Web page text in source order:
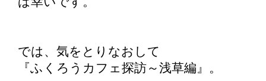
では、気をとりなおして
『ふくろうカフェ探訪～浅草編』。